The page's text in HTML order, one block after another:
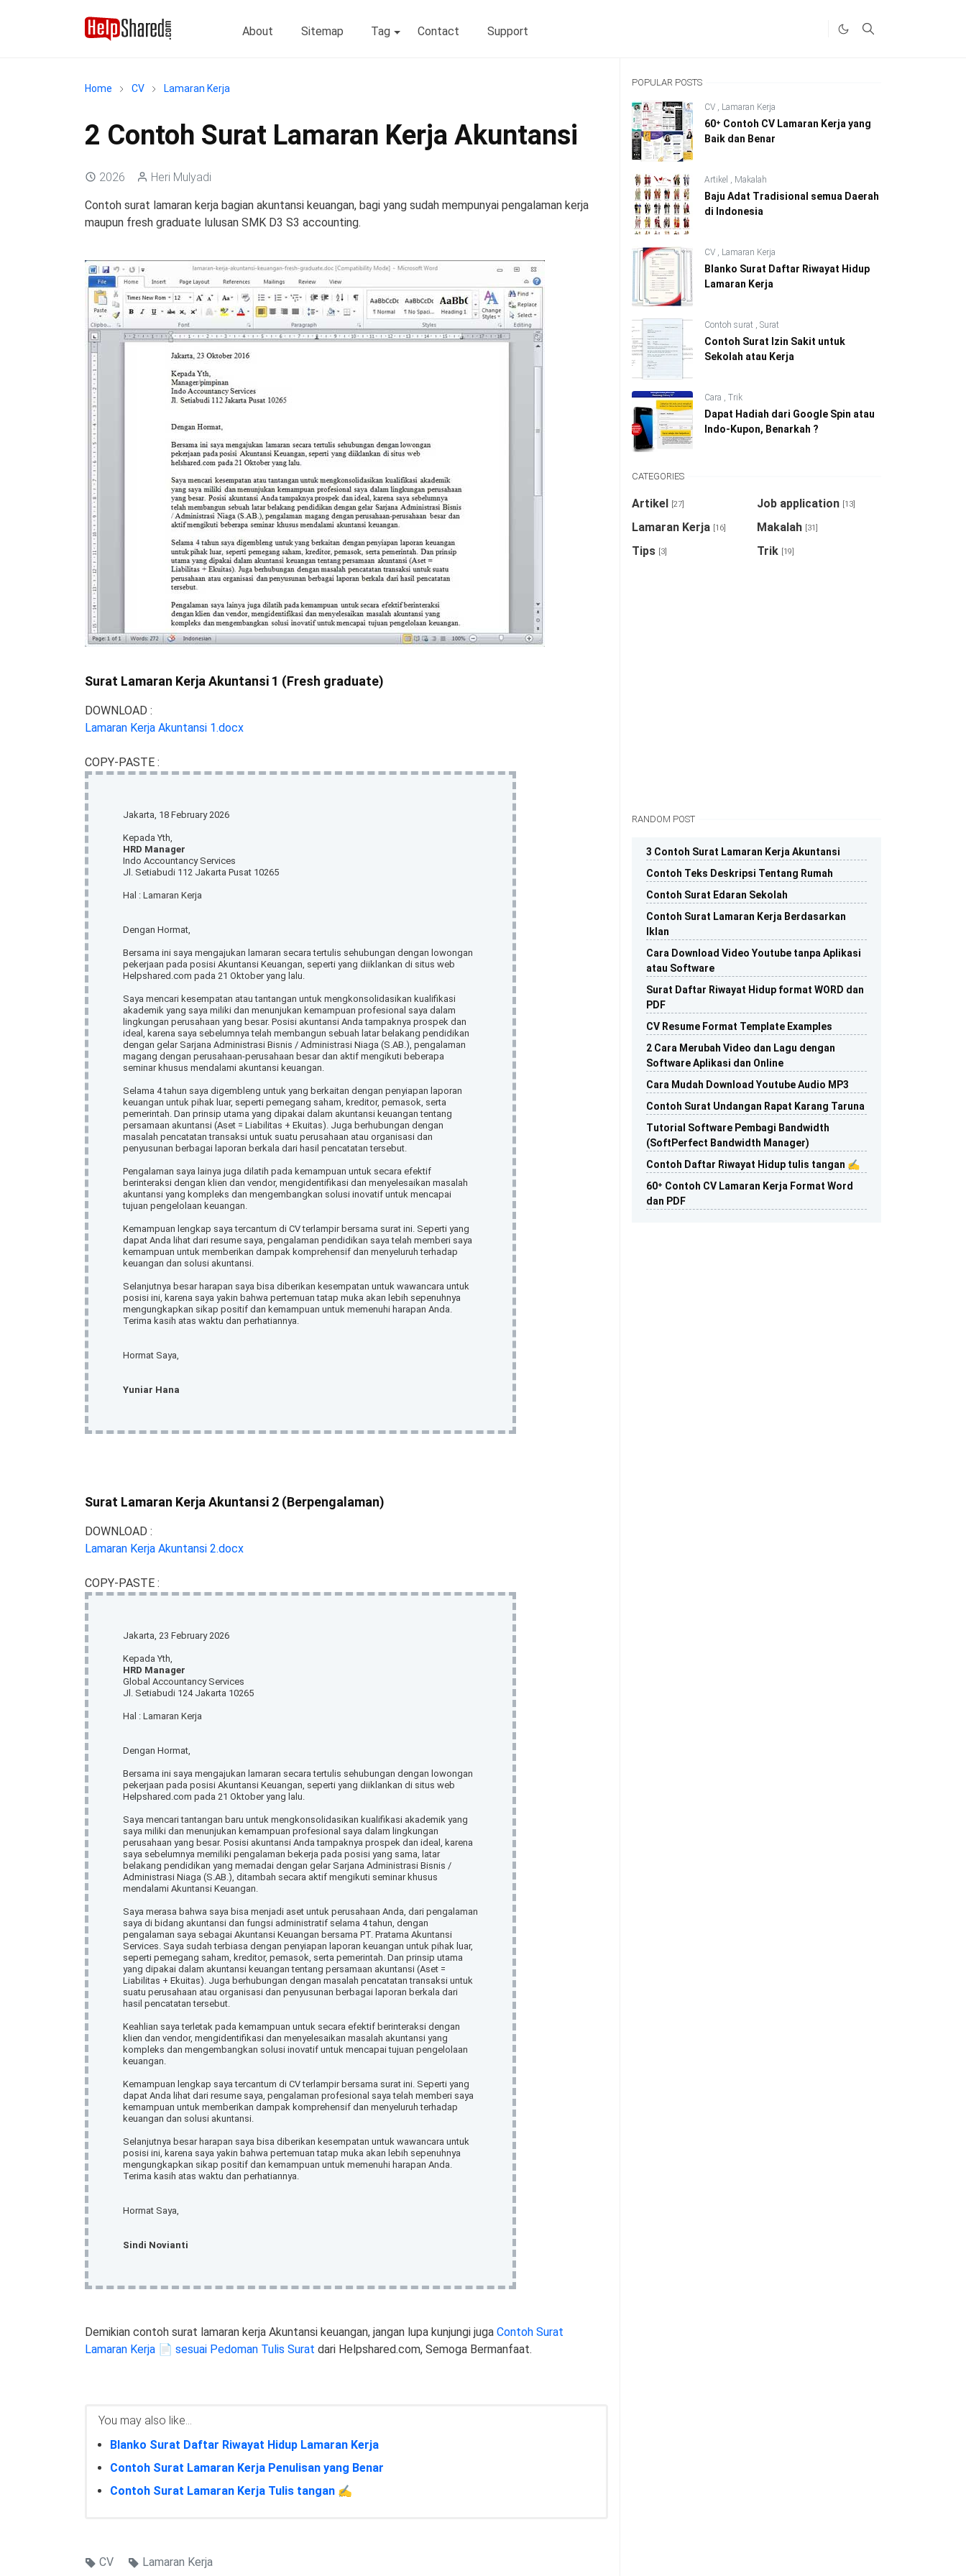
About Sitemap Tag Contact Support
Home CV Lamaran Kerja
2 Contoh Surat Lamaran Kerja Akuntansi
2026 Heri Mulyadi
Contoh surat lamaran kerja bagian akuntansi keuangan, bagi yang sudah mempunyai pengalaman kerja
maupun fresh graduate lulusan SMK D3 S3 accounting.
Surat Lamaran Kerja Akuntansi 1 (Fresh graduate)
DOWNLOAD :
Lamaran Kerja Akuntansi 1.docx
COPY-PASTE :
Jakarta, 18 February 2026
Kepada Yth,
HRD Manager
Indo Accountancy Services
Jl. Setiabudi 112 Jakarta Pusat 10265
Hal : Lamaran Kerja
Dengan Hormat,
Bersama ini saya mengajukan lamaran secara tertulis sehubungan dengan lowongan
pekerjaan pada posisi Akuntansi Keuangan, seperti yang diiklankan di situs web
Helpshared.com pada 21 Oktober yang lalu.
Saya mencari kesempatan atau tantangan untuk mengkonsolidasikan kualifikasi
akademik yang saya miliki dan menunjukan kemampuan profesional saya dalam
lingkungan perusahaan yang besar. Posisi akuntansi Anda tampaknya prospek dan
ideal, karena saya sebelumnya telah membangun sebuah latar belakang pendidikan
dengan gelar Sarjana Administrasi Bisnis / Administrasi Niaga (S.AB.), pengalaman
magang dengan perusahaan-perusahaan besar dan aktif mengikuti beberapa
seminar khusus mendalami akuntansi keuangan.
Selama 4 tahun saya digembleng untuk yang berkaitan dengan penyiapan laporan
keuangan untuk pihak luar, seperti pemegang saham, kreditor, pemasok, serta
pemerintah. Dan prinsip utama yang dipakai dalam akuntansi keuangan tentang
persamaan akuntansi (Aset = Liabilitas + Ekuitas). Juga berhubungan dengan
masalah pencatatan transaksi untuk suatu perusahaan atau organisasi dan
penyusunan berbagai laporan berkala dari hasil pencatatan tersebut.
Pengalaman saya lainya juga dilatih pada kemampuan untuk secara efektif
berinteraksi dengan klien dan vendor, mengidentifikasi dan menyelesaikan masalah
akuntansi yang kompleks dan mengembangkan solusi inovatif untuk mencapai
tujuan pengelolaan keuangan.
Kemampuan lengkap saya tercantum di CV terlampir bersama surat ini. Seperti yang
dapat Anda lihat dari resume saya, pengalaman pendidikan saya telah memberi saya
kemampuan untuk memberikan dampak komprehensif dan menyeluruh terhadap
keuangan dan solusi akuntansi.
Selanjutnya besar harapan saya bisa diberikan kesempatan untuk wawancara untuk
posisi ini, karena saya yakin bahwa pertemuan tatap muka akan lebih sepenuhnya
mengungkapkan sikap positif dan kemampuan untuk memenuhi harapan Anda.
Terima kasih atas waktu dan perhatiannya.
Hormat Saya,
Yuniar Hana
Surat Lamaran Kerja Akuntansi 2 (Berpengalaman)
DOWNLOAD :
Lamaran Kerja Akuntansi 2.docx
COPY-PASTE :
Jakarta, 23 February 2026
Kepada Yth,
HRD Manager
Global Accountancy Services
Jl. Setiabudi 124 Jakarta 10265
Hal : Lamaran Kerja
Dengan Hormat,
Bersama ini saya mengajukan lamaran secara tertulis sehubungan dengan lowongan
pekerjaan pada posisi Akuntansi Keuangan, seperti yang diiklankan di situs web
Helpshared.com pada 21 Oktober yang lalu.
Saya mencari tantangan baru untuk mengkonsolidasikan kualifikasi akademik yang
saya miliki dan menunjukan kemampuan profesional saya dalam lingkungan
perusahaan yang besar. Posisi akuntansi Anda tampaknya prospek dan ideal, karena
saya sebelumnya memiliki pengalaman bekerja pada posisi yang sama, latar
belakang pendidikan yang memadai dengan gelar Sarjana Administrasi Bisnis /
Administrasi Niaga (S.AB.), ditambah secara aktif mengikuti seminar khusus
mendalami Akuntansi Keuangan.
Saya merasa bahwa saya bisa menjadi aset untuk perusahaan Anda, dari pengalaman
saya di bidang akuntansi dan fungsi administratif selama 4 tahun, dengan
pengalaman saya sebagai Akuntansi Keuangan bersama PT. Pratama Akuntansi
Services. Saya sudah terbiasa dengan penyiapan laporan keuangan untuk pihak luar,
seperti pemegang saham, kreditor, pemasok, serta pemerintah. Dan prinsip utama
yang dipakai dalam akuntansi keuangan tentang persamaan akuntansi (Aset =
Liabilitas + Ekuitas). Juga berhubungan dengan masalah pencatatan transaksi untuk
suatu perusahaan atau organisasi dan penyusunan berbagai laporan berkala dari
hasil pencatatan tersebut.
Keahlian saya terletak pada kemampuan untuk secara efektif berinteraksi dengan
klien dan vendor, mengidentifikasi dan menyelesaikan masalah akuntansi yang
kompleks dan mengembangkan solusi inovatif untuk mencapai tujuan pengelolaan
keuangan.
Kemampuan lengkap saya tercantum di CV terlampir bersama surat ini. Seperti yang
dapat Anda lihat dari resume saya, pengalaman profesional saya telah memberi saya
kemampuan untuk memberikan dampak komprehensif dan menyeluruh terhadap
keuangan dan solusi akuntansi.
Selanjutnya besar harapan saya bisa diberikan kesempatan untuk wawancara untuk
posisi ini, karena saya yakin bahwa pertemuan tatap muka akan lebih sepenuhnya
mengungkapkan sikap positif dan kemampuan untuk memenuhi harapan Anda.
Terima kasih atas waktu dan perhatiannya.
Hormat Saya,
Sindi Novianti
Demikian contoh surat lamaran kerja Akuntansi keuangan, jangan lupa kunjungi juga Contoh Surat
Lamaran Kerja 📄 sesuai Pedoman Tulis Surat dari Helpshared.com, Semoga Bermanfaat.
You may also like...
Blanko Surat Daftar Riwayat Hidup Lamaran Kerja
Contoh Surat Lamaran Kerja Penulisan yang Benar
Contoh Surat Lamaran Kerja Tulis tangan ✍️
CV Lamaran Kerja
POPULAR POSTS
CV , Lamaran Kerja
60⁺ Contoh CV Lamaran Kerja yang
Baik dan Benar
Artikel , Makalah
Baju Adat Tradisional semua Daerah
di Indonesia
CV , Lamaran Kerja
Blanko Surat Daftar Riwayat Hidup
Lamaran Kerja
Contoh surat , Surat
Contoh Surat Izin Sakit untuk
Sekolah atau Kerja
Cara , Trik
Dapat Hadiah dari Google Spin atau
Indo-Kupon, Benarkah ?
CATEGORIES
Artikel [27] Job application [13]
Lamaran Kerja [16] Makalah [31]
Tips [3] Trik [19]
RANDOM POST
3 Contoh Surat Lamaran Kerja Akuntansi
Contoh Teks Deskripsi Tentang Rumah
Contoh Surat Edaran Sekolah
Contoh Surat Lamaran Kerja Berdasarkan
Iklan
Cara Download Video Youtube tanpa Aplikasi
atau Software
Surat Daftar Riwayat Hidup format WORD dan
PDF
CV Resume Format Template Examples
2 Cara Merubah Video dan Lagu dengan
Software Aplikasi dan Online
Cara Mudah Download Youtube Audio MP3
Contoh Surat Undangan Rapat Karang Taruna
Tutorial Software Pembagi Bandwidth
(SoftPerfect Bandwidth Manager)
Contoh Daftar Riwayat Hidup tulis tangan ✍️
60⁺ Contoh CV Lamaran Kerja Format Word
dan PDF